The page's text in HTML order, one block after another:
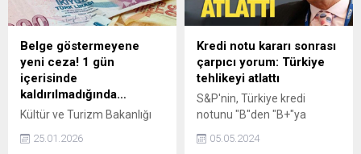
Derya Uğur “Yüksek
enflasyonun maaşlar
üzerindeki tahribatının
durdurulması ve çalışanların
alım gücünün korunması için
daha etkili ekonomik
politikaların acilen devreye
alınması gerekmektedir”
dedi.
Belge göstermeyene
yeni ceza! 1 gün
içerisinde
kaldırılmadığında…
Kültür ve Turizm Bakanlığı
yayımlanan yeni
25.01.2026
Kredi notu kararı sonrası
çarpıcı yorum: Türkiye
tehlikeyi atlattı
S&P'nin, Türkiye kredi
notunu "B"den "B+"ya
uzmanlar 'Türkiye' kararını
05.05.2024